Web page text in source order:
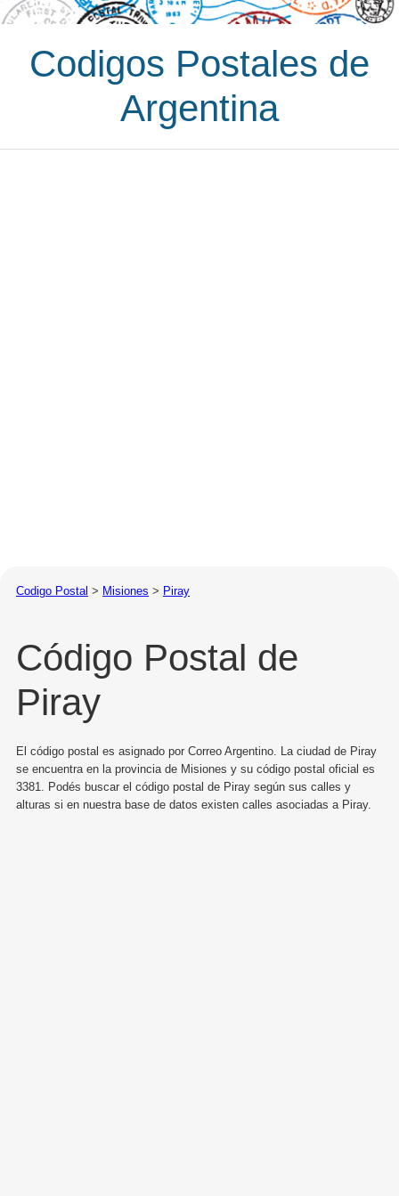
Codigos Postales de
Argentina
Codigo Postal > Misiones > Piray
Código Postal de
Piray
El código postal es asignado por Correo Argentino. La ciudad de Piray
se encuentra en la provincia de Misiones y su código postal oficial es
3381. Podés buscar el código postal de Piray según sus calles y
alturas si en nuestra base de datos existen calles asociadas a Piray.